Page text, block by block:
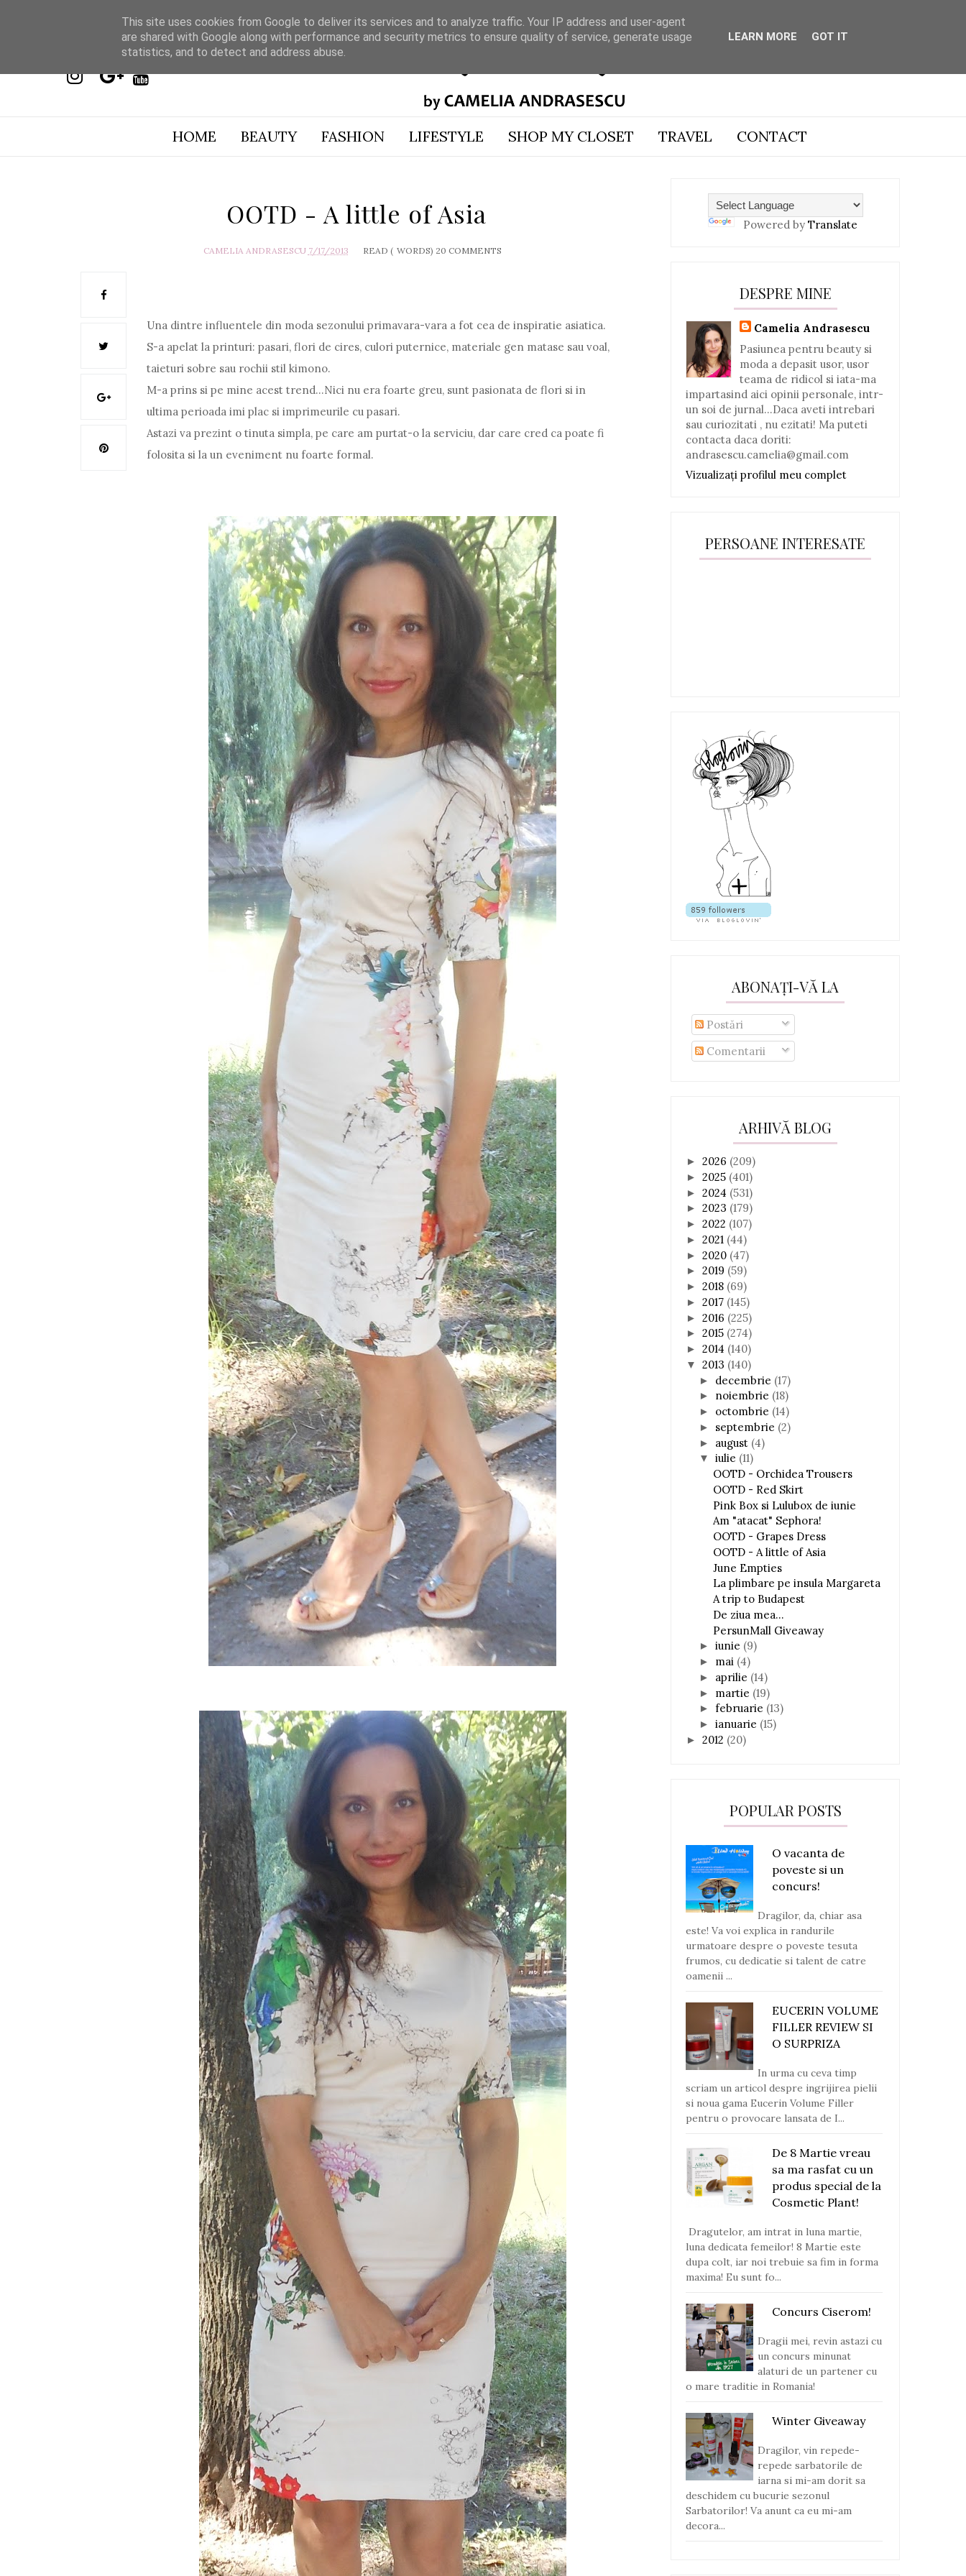
HOME BEAUTY FASHION LIFESTYLE SHOP MY CLOSET TRAVEL CONTACT
OOTD - A little of Asia
CAMELIA ANDRASESCU 7/17/2013 READ ( WORDS) 20 COMMENTS
Una dintre influentele din moda sezonului primavara-vara a fot cea de inspiratie asiatica.
S-a apelat la printuri: pasari, flori de cires, culori puternice, materiale gen matase sau voal,
taieturi sobre sau rochii stil kimono.
M-a prins si pe mine acest trend...Nici nu era foarte greu, sunt pasionata de flori si in
ultima perioada imi plac si imprimeurile cu pasari.
Astazi va prezint o tinuta simpla, pe care am purtat-o la serviciu, dar care cred ca poate fi
folosita si la un eveniment nu foarte formal.
Powered by Translate
DESPRE MINE
Camelia Andrasescu
Pasiunea pentru beauty si
moda a depasit usor, usor
teama de ridicol si iata-ma
impartasind aici opinii personale, intr-
un soi de jurnal...Daca aveti intrebari
sau curiozitati , nu ezitati! Ma puteti
contacta daca doriti:
andrasescu.camelia@gmail.com
Vizualizați profilul meu complet
PERSOANE INTERESATE
ABONAȚI-VĂ LA
Postări
Comentarii
ARHIVĂ BLOG
► 2026 (209)
► 2025 (401)
► 2024 (531)
► 2023 (179)
► 2022 (107)
► 2021 (44)
► 2020 (47)
► 2019 (59)
► 2018 (69)
► 2017 (145)
► 2016 (225)
► 2015 (274)
► 2014 (140)
▼ 2013 (140)
► decembrie (17)
► noiembrie (18)
► octombrie (14)
► septembrie (2)
► august (4)
▼ iulie (11)
OOTD - Orchidea Trousers
OOTD - Red Skirt
Pink Box si Lulubox de iunie
Am "atacat" Sephora!
OOTD - Grapes Dress
OOTD - A little of Asia
June Empties
La plimbare pe insula Margareta
A trip to Budapest
De ziua mea...
PersunMall Giveaway
► iunie (9)
► mai (4)
► aprilie (14)
► martie (19)
► februarie (13)
► ianuarie (15)
► 2012 (20)
POPULAR POSTS
O vacanta de
poveste si un
concurs!
Dragilor, da, chiar asa
este! Va voi explica in randurile
urmatoare despre o poveste tesuta
frumos, cu dedicatie si talent de catre
oamenii ...
EUCERIN VOLUME
FILLER REVIEW SI
O SURPRIZA
In urma cu ceva timp
scriam un articol despre ingrijirea pielii
si noua gama Eucerin Volume Filler
pentru o provocare lansata de I...
De 8 Martie vreau
sa ma rasfat cu un
produs special de la
Cosmetic Plant!
Dragutelor, am intrat in luna martie,
luna dedicata femeilor! 8 Martie este
dupa colt, iar noi trebuie sa fim in forma
maxima! Eu sunt fo...
Concurs Ciserom!
Dragii mei, revin astazi cu
un concurs minunat
alaturi de un partener cu
o mare traditie in Romania!
Winter Giveaway
Dragilor, vin repede-
repede sarbatorile de
iarna si mi-am dorit sa
deschidem cu bucurie sezonul
Sarbatorilor! Va anunt ca eu mi-am
decora...
This site uses cookies from Google to deliver its services and to analyze traffic. Your IP address and user-agent
are shared with Google along with performance and security metrics to ensure quality of service, generate usage
statistics, and to detect and address abuse.
LEARN MORE GOT IT